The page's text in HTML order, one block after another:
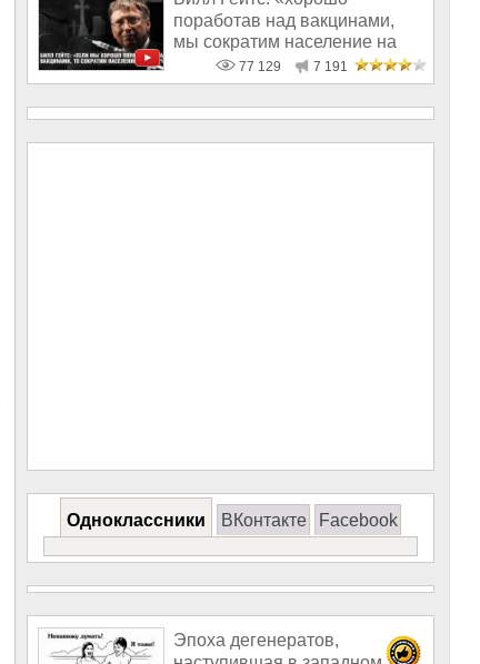
поработав над вакцинами,
мы сократим население на
10-15%»77 129 7 191
Одноклассники ВКонтакте Facebook
Эпоха дегенератов,